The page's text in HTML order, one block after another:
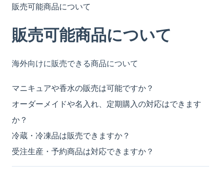
販売可能商品について
販売可能商品について
海外向けに販売できる商品について
マニキュアや香水の販売は可能ですか？
オーダーメイドや名入れ、定期購入の対応はできます
か？
冷蔵・冷凍品は販売できますか？
受注生産・予約商品は対応できますか？